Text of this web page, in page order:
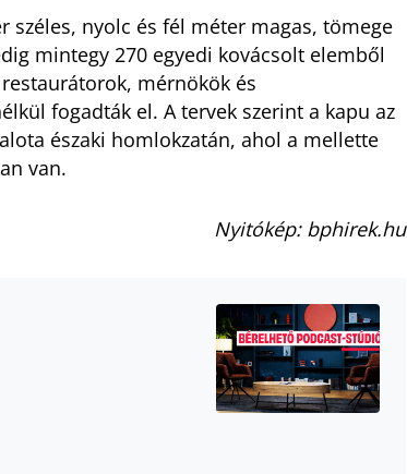
széles, nyolc és fél méter magas, tömege
mintegy 270 egyedi kovácsolt elemből
mérnökök és
fogadták el. A tervek szerint a kapu az
északi homlokzatán, ahol a mellette
van.
Nyitókép: bphirek.hu